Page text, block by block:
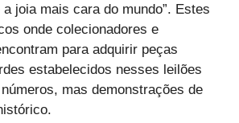
a joia mais cara do mundo”. Estes
onde colecionadores e
para adquirir peças
estabelecidos nesses leilões
mas demonstrações de